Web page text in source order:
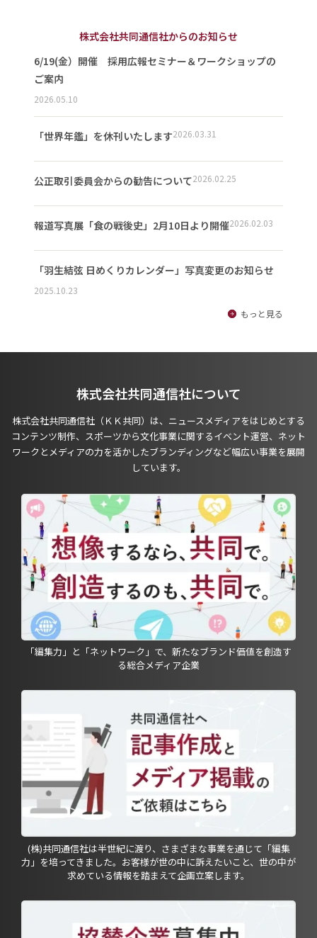
株式会社共同通信社からのお知らせ
6/19(金）開催 採用広報セミナー＆ワークショップの
ご案内
2026.05.10
「世界年鑑」を休刊いたします2026.03.31
公正取引委員会からの勧告について2026.02.25
報道写真展「食の戦後史」2月10日より開催2026.02.03
「羽生結弦 日めくりカレンダー」写真変更のお知らせ
2025.10.23
もっと見る
株式会社共同通信社について
株式会社共同通信社（ＫＫ共同）は、ニュースメディアをはじめとする
コンテンツ制作、スポーツから文化事業に関するイベント運営、ネット
ワークとメディアの力を活かしたブランディングなど幅広い事業を展開
しています。
「編集力」と「ネットワーク」で、新たなブランド価値を創造す
る総合メディア企業
(株)共同通信社は半世紀に渡り、さまざまな事業を通じて「編集
力」を培ってきました。お客様が世の中に訴えたいこと、世の中が
求めている情報を踏まえて企画立案します。